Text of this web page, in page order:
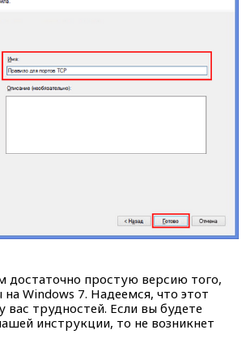
достаточно простую версию того,
Windows 7. Надеемся, что этот
вас трудностей. Если вы будете
инструкции, то не возникнет